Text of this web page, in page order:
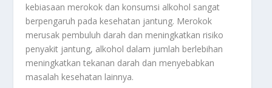
kebiasaan merokok dan konsumsi alkohol sangat
berpengaruh pada kesehatan jantung. Merokok
merusak pembuluh darah dan meningkatkan risiko
penyakit jantung, alkohol dalam jumlah berlebihan
meningkatkan tekanan darah dan menyebabkan
masalah kesehatan lainnya.